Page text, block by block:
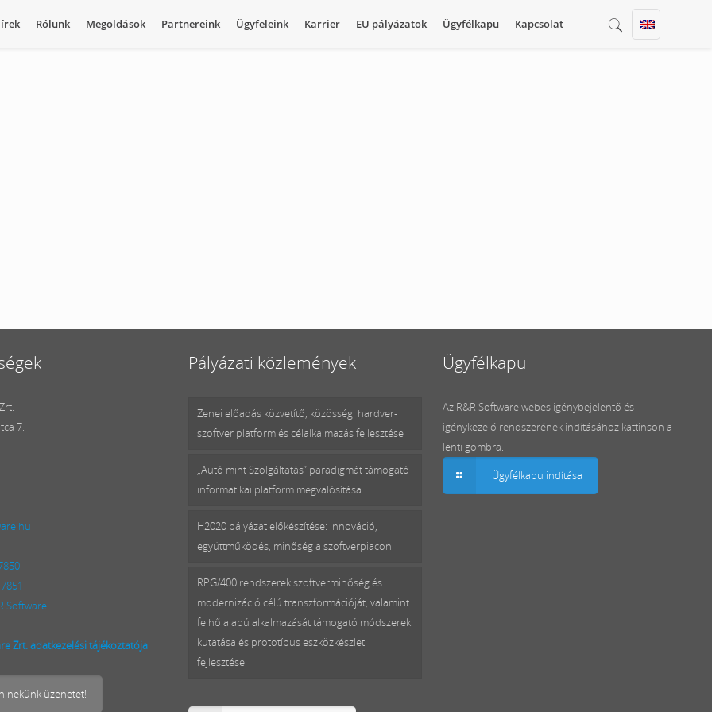
Rólunk Megoldások Partnereink Ügyfeleink Karrier EU pályázatok Ügyfélkapu Kapcsolat
7.
Software
Zrt. adatkezelési tájékoztatója
nekünk üzenetet!
Pályázati közlemények
Zenei előadás közvetítő, közösségi hardver-
szoftver platform és célalkalmazás fejlesztése
„Autó mint Szolgáltatás” paradigmát támogató
informatikai platform megvalósítása
H2020 pályázat előkészítése: innováció,
együttműködés, minőség a szoftverpiacon
RPG/400 rendszerek szoftverminőség és
modernizáció célú transzformációját, valamint
felhő alapú alkalmazását támogató módszerek
kutatása és prototípus eszközkészlet
fejlesztése
Ügyfélkapu
Az R&R Software webes igénybejelentő és
igénykezelő rendszerének indításához kattinson a
lenti gombra.
Ügyfélkapu indítása